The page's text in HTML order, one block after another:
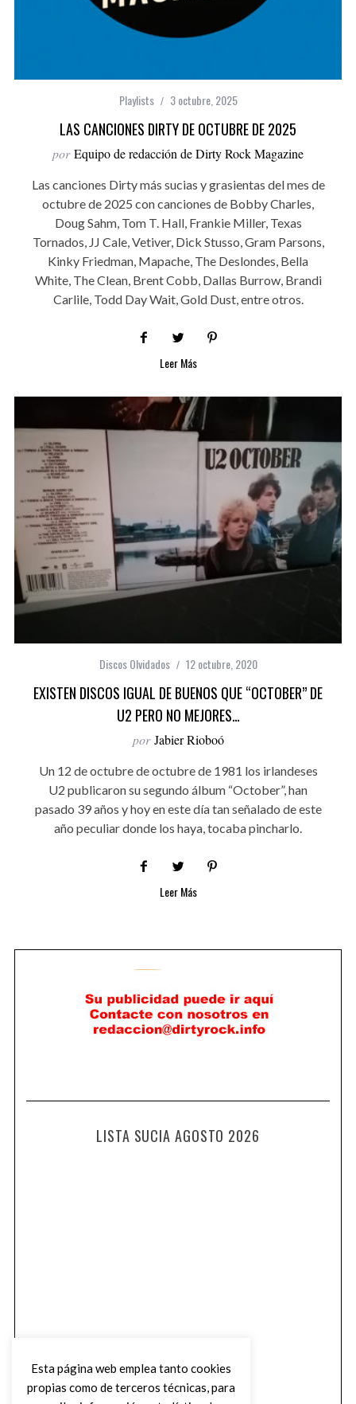
Playlists 3 octubre, 2025
LAS CANCIONES DIRTY DE OCTUBRE DE 2025
por Equipo de redacción de Dirty Rock Magazine
Las canciones Dirty más sucias y grasientas del mes de
octubre de 2025 con canciones de Bobby Charles,
Doug Sahm, Tom T. Hall, Frankie Miller, Texas
Tornados, JJ Cale, Vetiver, Dick Stusso, Gram Parsons,
Kinky Friedman, Mapache, The Deslondes, Bella
White, The Clean, Brent Cobb, Dallas Burrow, Brandi
Carlile, Todd Day Wait, Gold Dust, entre otros.
Leer Más
Discos Olvidados 12 octubre, 2020
EXISTEN DISCOS IGUAL DE BUENOS QUE “OCTOBER” DE
U2 PERO NO MEJORES…
por Jabier Rioboó
Un 12 de octubre de octubre de 1981 los irlandeses
U2 publicaron su segundo álbum “October”, han
pasado 39 años y hoy en este día tan señalado de este
año peculiar donde los haya, tocaba pincharlo.
Leer Más
LISTA SUCIA AGOSTO 2026
Esta página web emplea tanto cookies
propias como de terceros técnicas, para